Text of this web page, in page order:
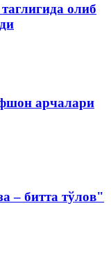
олиб
арчалари
– битта тўлов"